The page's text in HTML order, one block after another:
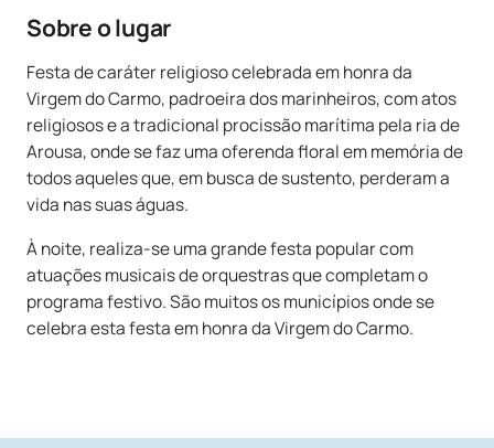
Sobre o lugar
Festa de caráter religioso celebrada em honra da
Virgem do Carmo, padroeira dos marinheiros, com atos
religiosos e a tradicional procissão marítima pela ria de
Arousa, onde se faz uma oferenda floral em memória de
todos aqueles que, em busca de sustento, perderam a
vida nas suas águas.
À noite, realiza-se uma grande festa popular com
atuações musicais de orquestras que completam o
programa festivo. São muitos os municípios onde se
celebra esta festa em honra da Virgem do Carmo.